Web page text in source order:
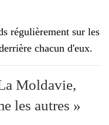
régulièrement sur les
chacun d'eux.
Moldavie,
les autres »